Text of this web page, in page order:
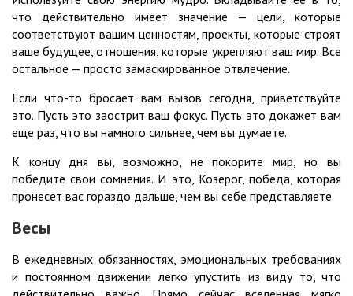
что действительно имеет значение — цели, которые
соответствуют вашим ценностям, проекты, которые строят
ваше будущее, отношения, которые укрепляют ваш мир. Все
остальное — просто замаскированное отвлечение.
Если что-то бросает вам вызов сегодня, приветствуйте
это. Пусть это заострит ваш фокус. Пусть это докажет вам
еще раз, что вы намного сильнее, чем вы думаете.
К концу дня вы, возможно, не покорите мир, но вы
победите свои сомнения. И это, Козерог, победа, которая
пронесет вас гораздо дальше, чем вы себе представляете.
Весы
В ежедневных обязанностях, эмоциональных требованиях
и постоянном движении легко упустить из виду то, что